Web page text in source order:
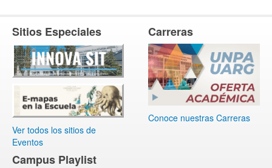
Sitios Especiales
Ver todos los sitios de
Eventos
Carreras
Conoce nuestras Carreras
Campus Playlist